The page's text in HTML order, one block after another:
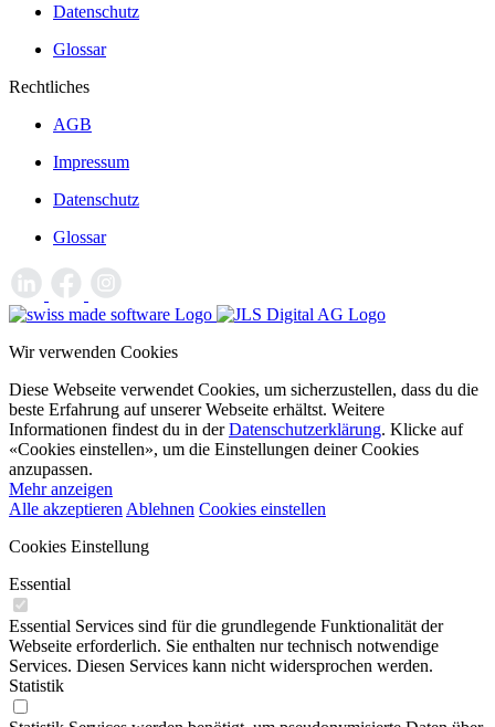
Datenschutz
Glossar
Rechtliches
AGB
Impressum
Datenschutz
Glossar
Wir verwenden Cookies
Diese Webseite verwendet Cookies, um sicherzustellen, dass du die
beste Erfahrung auf unserer Webseite erhältst. Weitere
Informationen findest du in derDatenschutzerklärung. Klicke auf
«Cookies einstellen», um die Einstellungen deiner Cookies
anzupassen.
Mehr anzeigen
Alle akzeptieren Ablehnen Cookies einstellen
Cookies Einstellung
Essential
Essential Services sind für die grundlegende Funktionalität der
Webseite erforderlich. Sie enthalten nur technisch notwendige
Services. Diesen Services kann nicht widersprochen werden.
Statistik